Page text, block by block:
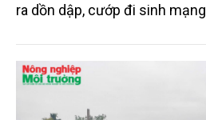
ra dồn dập, cướp đi sinh
trống khó lấp đầy giữa núi
hơn 255 tỷ đồng thiệt hại
số, mà còn là lời cảnh báo
tai cực đoan trong bối cảnh